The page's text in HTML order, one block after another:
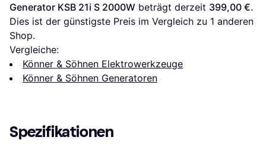
Generator KSB 21i S 2000W beträgt derzeit 399,00 €.
Dies ist der günstigste Preis im Vergleich zu 1 anderen
Shop.
Vergleiche:
Könner & Söhnen Elektrowerkzeuge
Könner & Söhnen Generatoren
Spezifikationen